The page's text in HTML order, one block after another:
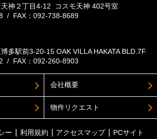
神２丁目4-12 コスモ天神 402号室
/ FAX：092-738-8689
多駅前3-20-15 OAK VILLA HAKATA BLD.7F
/ FAX：092-260-8903
会社概要
物件リクエスト
ー 利用規約 アクセスマップ PCサイト